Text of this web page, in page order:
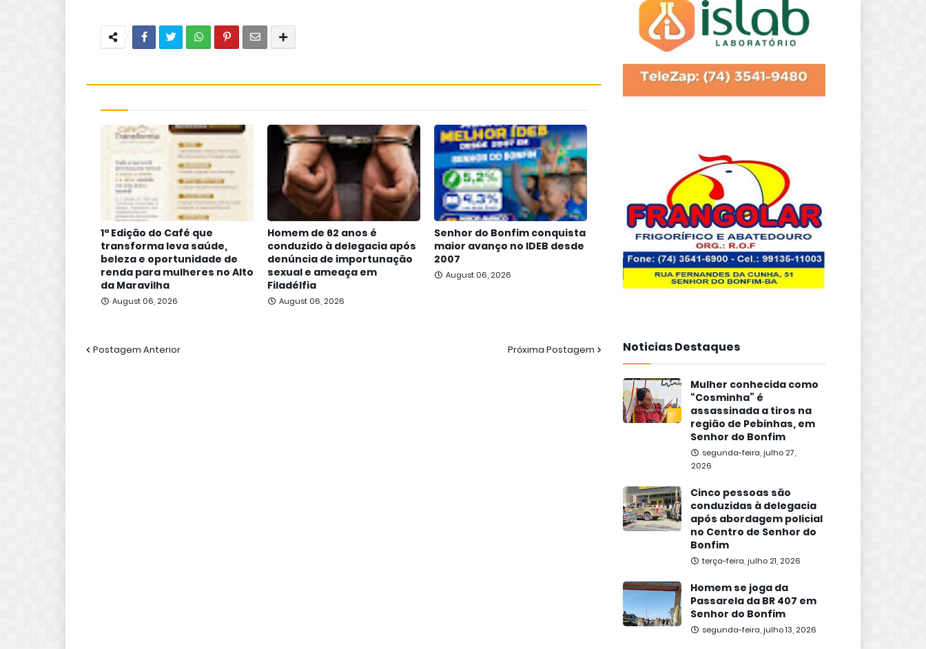
1ª Edição do Café que
transforma leva saúde,
beleza e oportunidade de
renda para mulheres no Alto
da Maravilha
August 06, 2026
Homem de 62 anos é
conduzido à delegacia após
denúncia de importunação
sexual e ameaça em
Filadélfia
August 06, 2026
Senhor do Bonfim conquista
maior avanço no IDEB desde
2007
August 06, 2026
Postagem Anterior Próxima Postagem Noticias Destaques
Mulher conhecida como
“Cosminha” é
assassinada a tiros na
região de Pebinhas, em
Senhor do Bonfim
segunda-feira, julho 27,
2026
Cinco pessoas são
conduzidas à delegacia
após abordagem policial
no Centro de Senhor do
Bonfim
terça-feira, julho 21, 2026
Homem se joga da
Passarela da BR 407 em
Senhor do Bonfim
segunda-feira, julho 13, 2026